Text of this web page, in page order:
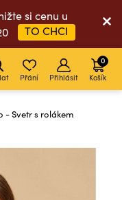
si cenu u
TO CHCI
Přání Přihlásit Košík
0
- Svetr s rolákem